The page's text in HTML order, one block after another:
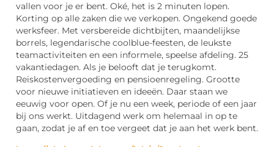
vallen voor je er bent. Oké, het is 2 minuten lopen.
Korting op alle zaken die we verkopen. Ongekend goede
werksfeer. Met versbereide dichtbijten, maandelijkse
borrels, legendarische coolblue-feesten, de leukste
teamactiviteiten en een informele, speelse afdeling. 25
vakantiedagen. Als je belooft dat je terugkomt.
Reiskostenvergoeding en pensioenregeling. Grootte
voor nieuwe initiatieven en ideeën. Daar staan we
eeuwig voor open. Of je nu een week, periode of een jaar
bij ons werkt. Uitdagend werk om helemaal in op te
gaan, zodat je af en toe vergeet dat je aan het werk bent.